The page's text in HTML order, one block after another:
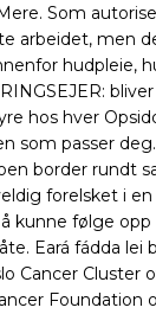
Som
arbeidet, men
hudpleie,
hos hver
som passer
border rundt
forelsket i
kunne følge opp
Eará fádda lei
Cancer Cluster
Foundation